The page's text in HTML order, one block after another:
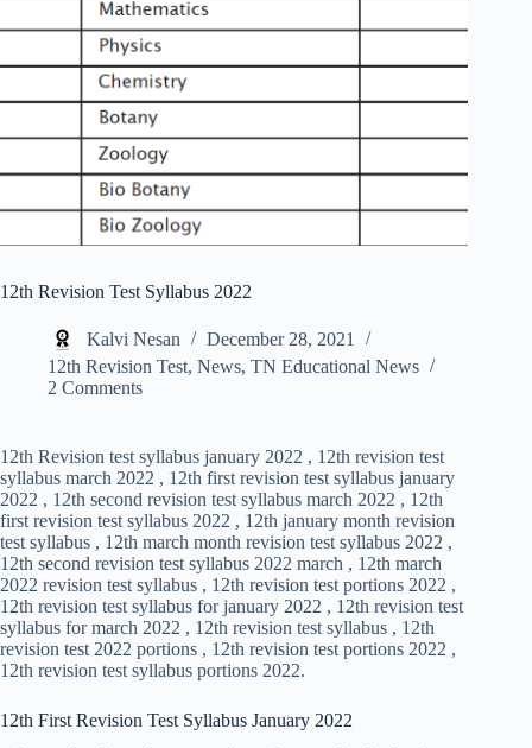
12th Revision Test Syllabus 2022
Kalvi Nesan
December 28, 2021
12th Revision Test, News, TN Educational News
2 Comments
12th Revision test syllabus january 2022 , 12th revision test
syllabus march 2022 , 12th first revision test syllabus january
2022 , 12th second revision test syllabus march 2022 , 12th
first revision test syllabus 2022 , 12th january month revision
test syllabus , 12th march month revision test syllabus 2022 ,
12th second revision test syllabus 2022 march , 12th march
2022 revision test syllabus , 12th revision test portions 2022 ,
12th revision test syllabus for january 2022 , 12th revision test
syllabus for march 2022 , 12th revision test syllabus , 12th
revision test 2022 portions , 12th revision test portions 2022 ,
12th revision test syllabus portions 2022.
12th First Revision Test Syllabus January 2022